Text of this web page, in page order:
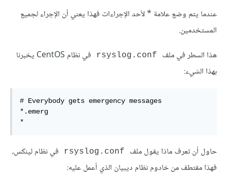
عندما يتم وضع علامة * لأحد الإجراءات فهذا يعني أن الإجراء لجميع
المستخدمين.
هذا السطر في ملف
في نظام CentOS يخبرنا
بهذا الشيء:
# Everybody gets emergency messages
*.emerg
*
حاول أن تعرف ماذا يقول ملف
في نظام لينكس،
فهذا مقتطف من خادوم نظام ديبيان الذي أعمل عليه: